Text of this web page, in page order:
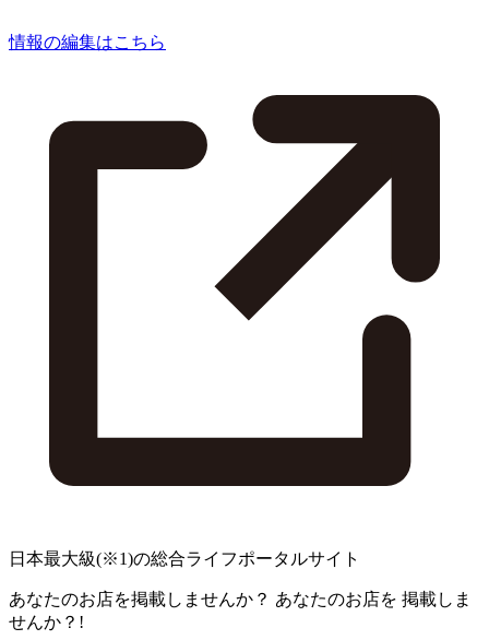
情報の編集はこちら
日本最大級(※1)の総合ライフポータルサイト
あなたのお店を掲載しませんか？ あなたのお店を 掲載しま
せんか？!